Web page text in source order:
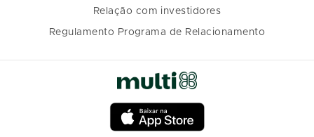
Relação com investidores
Regulamento Programa de Relacionamento